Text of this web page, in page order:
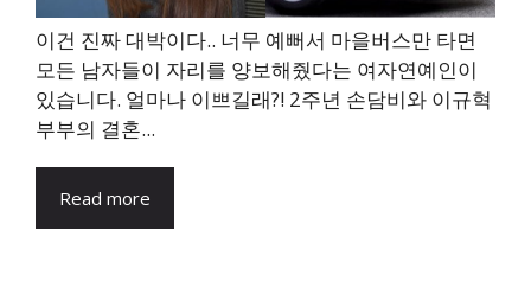
이건 진짜 대박이다.. 너무 예뻐서 마을버스만 타면
모든 남자들이 자리를 양보해줬다는 여자연예인이
있습니다. 얼마나 이쁘길래?! 2주년 손담비와 이규혁
부부의 결혼...
Read more